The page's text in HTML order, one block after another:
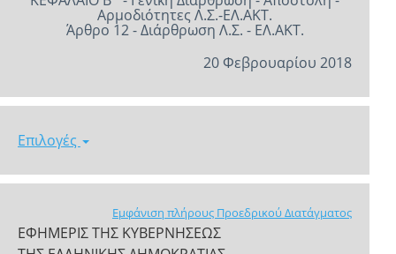
Αρμοδιότητες Λ.Σ.-ΕΛ.ΑΚΤ.
Άρθρο 12 - Διάρθρωση Λ.Σ. - ΕΛ.ΑΚΤ.
20 Φεβρουαρίου 2018
Επιλογές
Εμφάνιση πλήρους Προεδρικού Διατάγματος
ΕΦΗΜΕΡΙΣ ΤΗΣ ΚΥΒΕΡΝΗΣΕΩΣ